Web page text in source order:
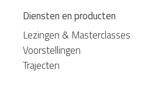
Diensten en producten
Lezingen & Masterclasses
Voorstellingen
Trajecten